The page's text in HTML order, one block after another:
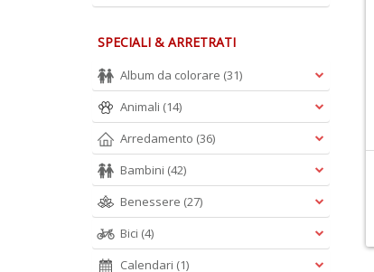
PRO SPECIALE N.22
Digitale
4.90 €
UBUNTU FACILE MANUALE N.4
Passa A Linux
Cartacea Digitale
4.90 €
SPECIALI & ARRETRATI
Album da colorare (31)
Animali (14)
Arredamento (36)
Bambini (42)
Benessere (27)
Bici (4)
Calendari (1)